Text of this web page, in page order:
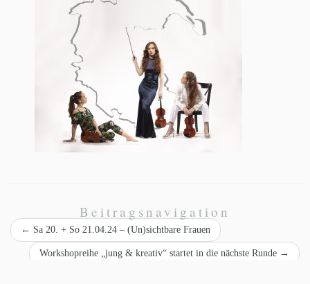
Beitragsnavigation
← Sa 20. + So 21.04.24 – (Un)sichtbare Frauen
Workshopreihe „jung & kreativ“ startet in die nächste Runde →